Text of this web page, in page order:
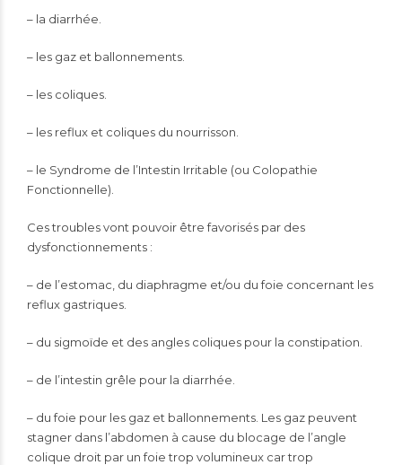
– la diarrhée
– les gaz et ballonnements
– les coliques
– les reflux et coliques du nourrisson.
– le Syndrome de l’Intestin Irritable (ou Colopathie
Fonctionnelle)
Ces troubles vont pouvoir être favorisés par des
dysfonctionnements :
– de l’estomac, du diaphragme et/ou du foie concernant les
reflux gastriques.
– du sigmoïde et des angles coliques pour la constipation.
– de l’intestin grêle pour la diarrhée.
– du foie pour les gaz et ballonnements. Les gaz peuvent
stagner dans l’abdomen à cause du blocage de l’angle
colique droit par un foie trop volumineux car trop